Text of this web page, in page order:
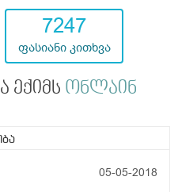
7247
ფასიანი კითხვა
ექიმს ონლაინ
05-05-2018